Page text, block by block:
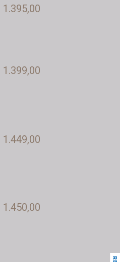
1.395,00
1.399,00
1.449,00
1.450,00